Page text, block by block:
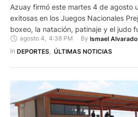
Azuay firmó este martes 4 de agosto
exitosas en los Juegos Nacionales
boxeo, la natación, patinaje y el judo
un día cargado de emociones,
la delegación anfitriona. El mayor
agosto 4, 4:38 PM By Ismael Alvarado
In DEPORTES, ÚLTIMAS NOTICIAS